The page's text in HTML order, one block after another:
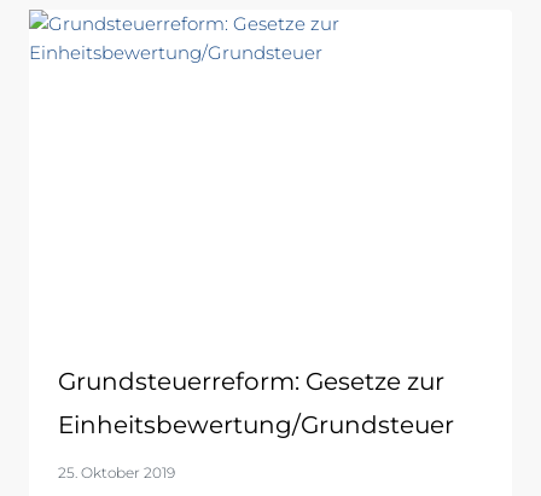
Grundsteuerreform: Gesetze zur
Einheitsbewertung/Grundsteuer
25. Oktober 2019